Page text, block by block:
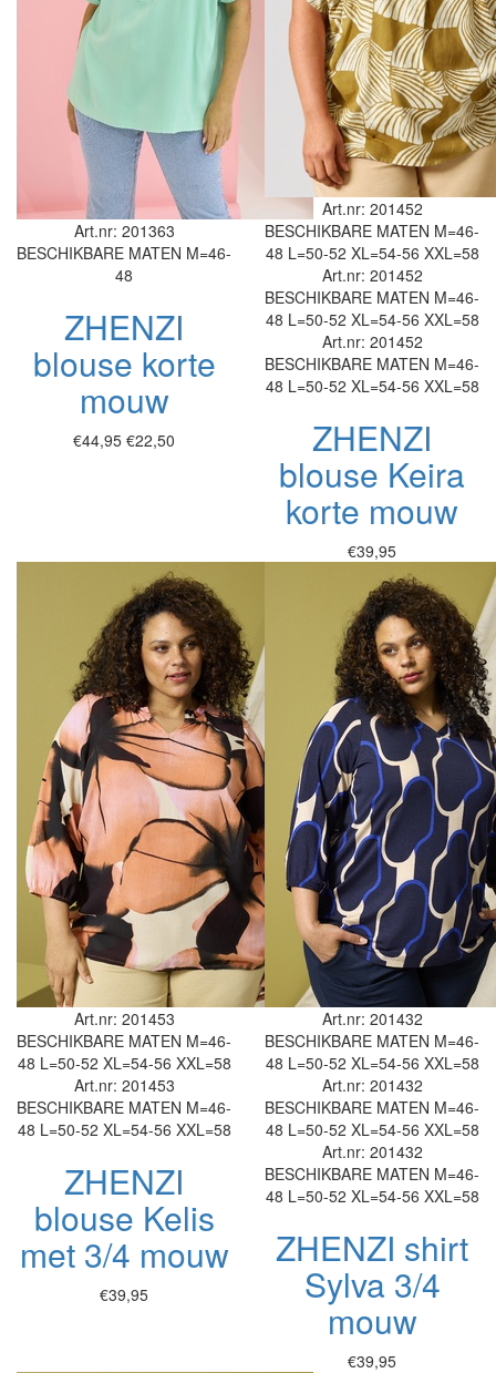
Art.nr: 201363
BESCHIKBARE MATEN M=46-
48
ZHENZI
blouse korte
mouw
€44,95 €22,50
Art.nr: 201452
BESCHIKBARE MATEN M=46-
48 L=50-52 XL=54-56 XXL=58
Art.nr: 201452
BESCHIKBARE MATEN M=46-
48 L=50-52 XL=54-56 XXL=58
Art.nr: 201452
BESCHIKBARE MATEN M=46-
48 L=50-52 XL=54-56 XXL=58
ZHENZI
blouse Keira
korte mouw
€39,95
Art.nr: 201453
BESCHIKBARE MATEN M=46-
48 L=50-52 XL=54-56 XXL=58
Art.nr: 201453
BESCHIKBARE MATEN M=46-
48 L=50-52 XL=54-56 XXL=58
ZHENZI
blouse Kelis
met 3/4 mouw
€39,95
Art.nr: 201432
BESCHIKBARE MATEN M=46-
48 L=50-52 XL=54-56 XXL=58
Art.nr: 201432
BESCHIKBARE MATEN M=46-
48 L=50-52 XL=54-56 XXL=58
Art.nr: 201432
BESCHIKBARE MATEN M=46-
48 L=50-52 XL=54-56 XXL=58
ZHENZI shirt
Sylva 3/4
mouw
€39,95